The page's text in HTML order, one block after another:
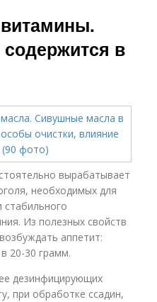
в
вырабатывает
необходимых для
стабильного
Из полезных свойств
аппетит:
20-30 грамм.
дезинфицирующих
при обработке ссадин,